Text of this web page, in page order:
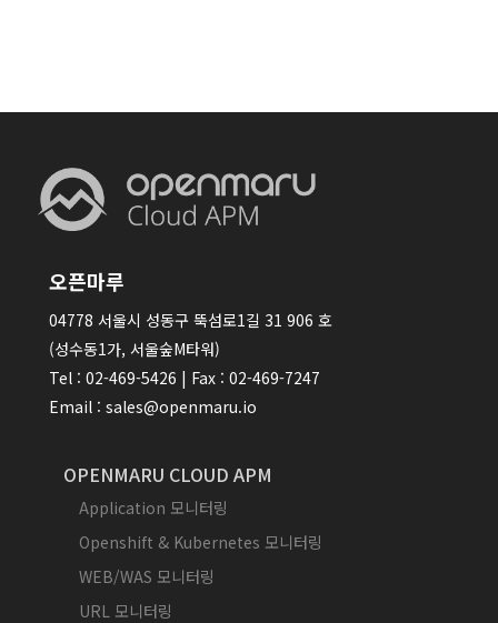
오픈마루
04778 서울시 성동구 뚝섬로1길 31 906 호
(성수동1가, 서울숲M타워)
Tel : 02-469-5426 | Fax : 02-469-7247
Email : sales@openmaru.io
OPENMARU CLOUD APM
Application 모니터링
Openshift & Kubernetes 모니터링
WEB/WAS 모니터링
URL 모니터링